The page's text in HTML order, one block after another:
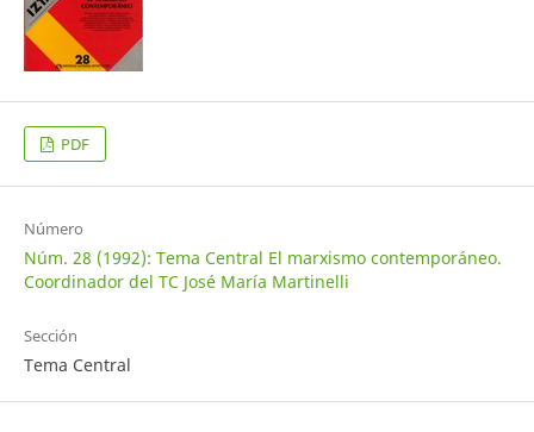
PDF
Número
Núm. 28 (1992): Tema Central El marxismo contemporáneo.
Coordinador del TC José María Martinelli
Sección
Tema Central